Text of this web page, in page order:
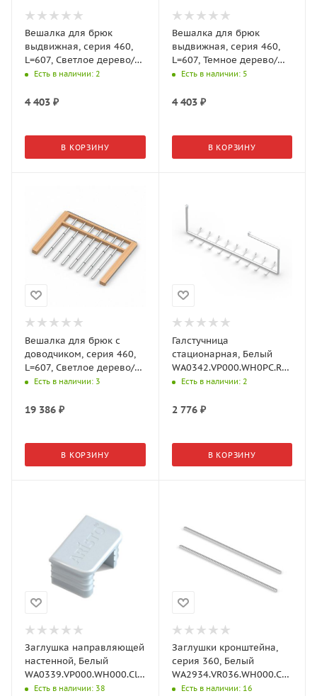
Вешалка для брюк
выдвижная, серия 460,
L=607, Светлое дерево/
Белый GSA0303/W Aristo
Есть в наличии: 2
4 403 ₽
В КОРЗИНУ
Вешалка для брюк
выдвижная, серия 460,
L=607, Темное дерево/
Белый GSA0302/W Aristo
Есть в наличии: 5
4 403₽
В КОРЗИНУ
Вешалка для брюк с
доводчиком, серия 460,
L=607, Светлое дерево/
Белый
Aristo
Есть в наличии: 3
19 386 ₽
В КОРЗИНУ
Галстучница
стационарная, Белый
WA0342.VP000.WH0PC.RA
Aristo
Есть в наличии: 2
2 776₽
В КОРЗИНУ
Заглушка направляющей
настенной, Белый
WA0339.VP000.WH000.Cl
Aristo
Есть в наличии: 38
Заглушки кронштейна,
серия 360, Белый
WA2934.VR036.WH000.CI
Aristo
Есть в наличии: 16